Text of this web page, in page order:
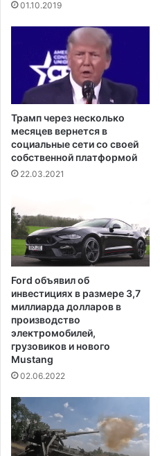
е
ф
е
о
п
а
о
с
т
и
е
с
о
р
н
о
о
э
к
р
я
н
т
ь
в
о
в
м
я
а
о
н
и
н
г
а
Д
о
л
и
01.10.2019
Трамп через несколько
месяцев вернется в
социальные сети со своей
собственной платформой
22.03.2021
Ford объявил об
инвестициях в размере 3,7
миллиарда долларов в
производство
электромобилей,
грузовиков и нового
Mustang
02.06.2022